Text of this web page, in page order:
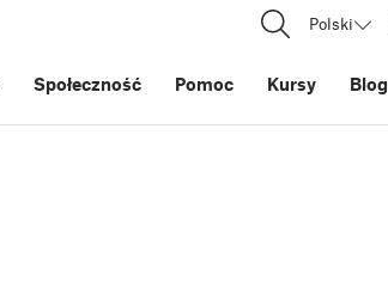
Polski
Społeczność Pomoc Kursy Blog